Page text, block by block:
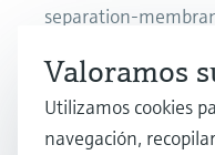
separation-
https://
siemens-energy-
gas-turbine-in-
Valoramos
Utilizamos cookies
navegación,